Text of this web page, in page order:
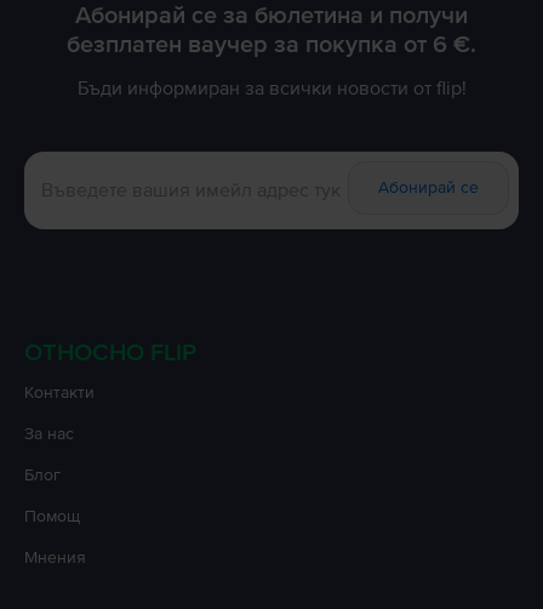
Абонирай се за бюлетина и получи
безплатен ваучер за покупка от 6 €.
Бъди информиран за всички новости от flip!
Абонирай се
ОТНОСНО FLIP
Контакти
За нас
Блог
Помощ
Мнения